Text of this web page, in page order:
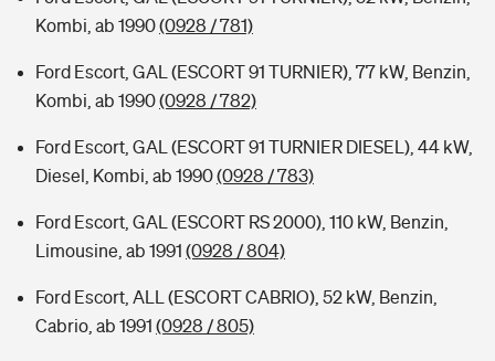
Kombi, ab 1990(0928 / 781)
Ford Escort, GAL (ESCORT 91 TURNIER), 77 kW, Benzin,
Kombi, ab 1990(0928 / 782)
Ford Escort, GAL (ESCORT 91 TURNIER DIESEL), 44 kW,
Diesel, Kombi, ab 1990(0928 / 783)
Ford Escort, GAL (ESCORT RS 2000), 110 kW, Benzin,
Limousine, ab 1991 (0928 / 804)
Ford Escort, ALL (ESCORT CABRIO), 52 kW, Benzin,
Cabrio, ab 1991 (0928 / 805)